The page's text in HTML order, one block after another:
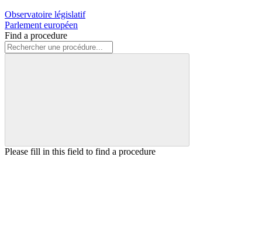
Observatoire législatif
Parlement européen
Find a procedure
Please fill in this field to find a procedure